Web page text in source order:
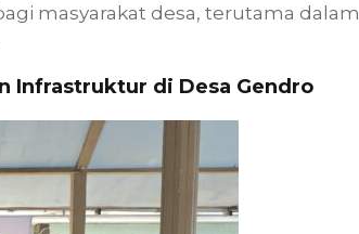
masyarakat desa, terutama dalam
Infrastruktur di Desa Gendro